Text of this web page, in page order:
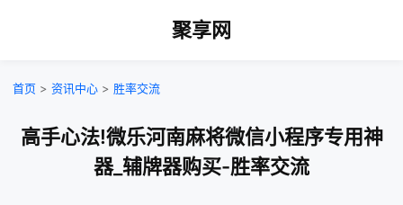
聚享网
首页 > 资讯中心 > 胜率交流
高手心法!微乐河南麻将微信小程序专用神
器_辅牌器购买-胜率交流